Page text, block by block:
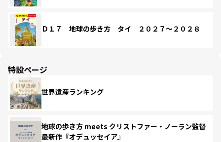
Ｄ１７ 地球の歩き方 タイ ２０２７～２０２８
特設ページ
世界遺産ランキング
地球の歩き方 meets クリストファー・ノーラン監督
最新作『オデュッセイア』